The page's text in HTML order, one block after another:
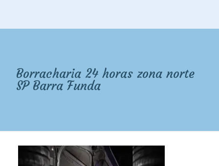
Borracharia 24 horas zona norte
SP Barra Funda